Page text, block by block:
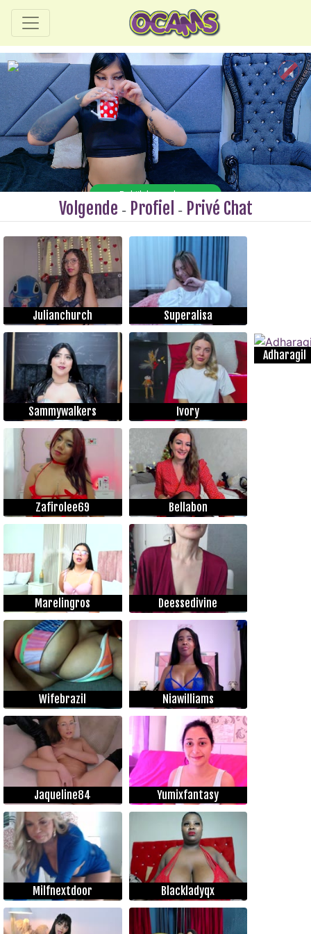
Volgende - Profiel - Privé Chat
Julianchurch Superalisa
Sammywalkers Ivory
Adharagil
Zafirolee69 Bellabon
Marelingros Deessedivine
Wifebrazil Niawilliams
Jaqueline84 Yumixfantasy
Milfnextdoor Blackladyqx